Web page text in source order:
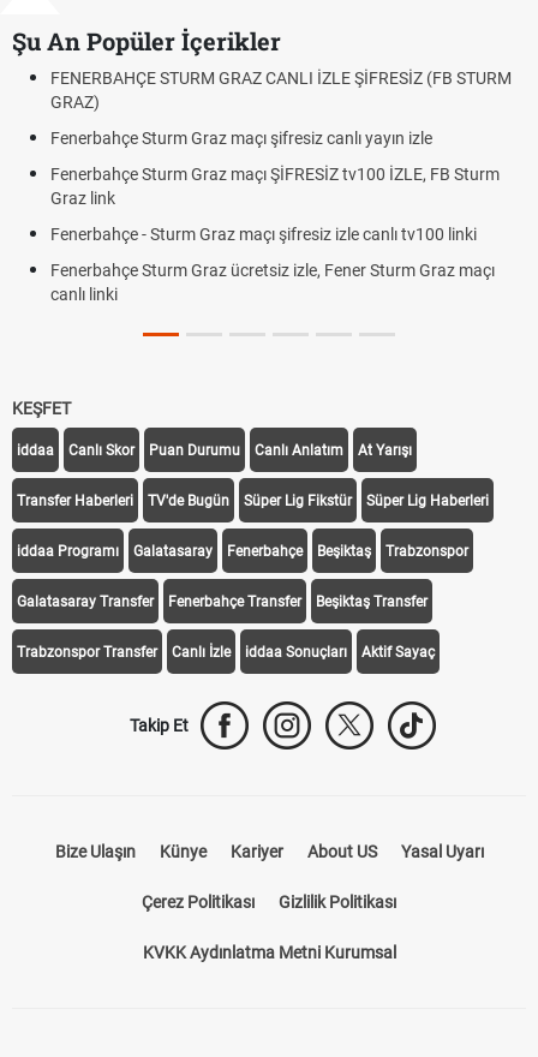
Şu An Popüler İçerikler
STURM GRAZ CANLI İZLE ŞİFRESİZ (FB STURM
Sturm Graz maçı şifresiz canlı yayın izle
Sturm Graz maçı ŞİFRESİZ tv100 İZLE, FB Sturm
- Sturm Graz maçı şifresiz izle canlı tv100 linki
Sturm Graz ücretsiz izle, Fener Sturm Graz maçı
Fındık
Rövanşı
KEŞFET
iddaa Canlı Skor Puan Durumu Canlı Anlatım At Yarışı
Transfer Haberleri TV'de Bugün Süper Lig Fikstür Süper Lig Haberleri
iddaa Programı Galatasaray Fenerbahçe Beşiktaş Trabzonspor
Galatasaray Transfer Fenerbahçe Transfer Beşiktaş Transfer
Canlı İzle iddaa Sonuçları Aktif Sayaç
Künye Kariyer About US
Çerez Politikası Gizlilik Politikası